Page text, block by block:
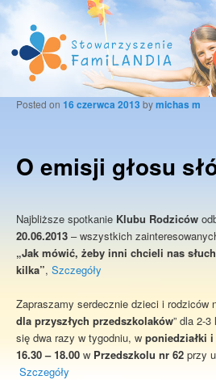
O emisji głosu
Posted on 16 czerwca 2013 bymichas m
Najbliższe spotkanie Klubu Rodziców
20.06.2013 – wszystkich
„Jak mówić, żeby inni chcieli nas
kilka”, Szczegóły
Zapraszamy serdecznie dzieci i rodziców
dla przyszłych przedszkolaków” dla 2-
się dwa razy w tygodniu, w poniedziałki
16.30 – 18.00 w Przedszkolu nr 62 przy
Szczegóły